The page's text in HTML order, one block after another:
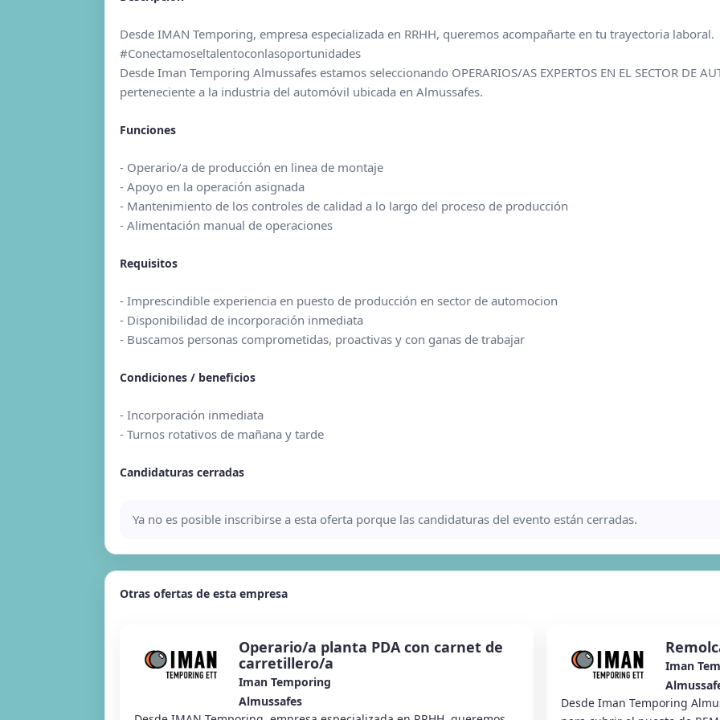
Desde IMAN Temporing, empresa especializada en RRHH, queremos acompañarte en tu trayectoria laboral.
#Conectamoseltalentoconlasoportunidades
Desde Iman Temporing Almussafes estamos seleccionando OPERARIOS/AS EXPERTOS EN EL SECTOR DE
perteneciente a la industria del automóvil ubicada en Almussafes.
Funciones
- Operario/a de producción en linea de montaje
- Apoyo en la operación asignada
- Mantenimiento de los controles de calidad a lo largo del proceso de producción
- Alimentación manual de operaciones
Requisitos
- Imprescindible experiencia en puesto de producción en sector de automocion
- Disponibilidad de incorporación inmediata
- Buscamos personas comprometidas, proactivas y con ganas de trabajar
Condiciones / beneficios
- Incorporación inmediata
- Turnos rotativos de mañana y tarde
Candidaturas cerradas
Ya no es posible inscribirse a esta oferta porque las candidaturas del evento están cerradas.
Otras ofertas de esta empresa
Operario/a planta PDA con carnet de
carretillero/a
Iman Temporing
Almussafes
Iman
Desde Iman Temporing